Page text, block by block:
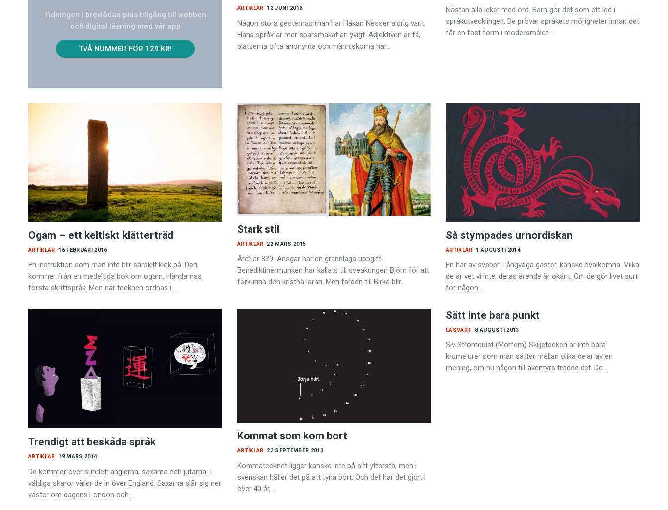
Tidningen i brevlådan plus tillgång till webben
och digital läsning med vår app
TVÅ NUMMER FÖR 129 KR!
12 JUNI 2016
ARTIKLAR
Någon stora gesternas man har Håkan Nesser aldrig varit.
Hans språk är mer sparsmakat än yvigt. Adjektiven är få,
platserna ofta anonyma och människorna har…
Nästan alla leker med ord. Barn gör det som ett led i
språkutvecklingen. De prövar språkets möjligheter innan det
får en fast form i modersmålet.…
Ogam – ett keltiskt klätterträd
16 FEBRUARI 2016
ARTIKLAR
En instruktion som man inte blir särskilt klok på. Den
kommer från en medeltida bok om ogam, irländarnas
första skriftspråk. Men när tecknen ordnas i…
Stark stil
22 MARS 2015
ARTIKLAR
Året är 829. Ansgar har en grannlaga uppgift.
Benediktinermunken har kallats till sveakungen Björn för att
förkunna den kristna läran. Men färden till Birka blir…
Så stympades urnordiskan
1 AUGUSTI 2014
ARTIKLAR
En här av sveber. Långväga gäster, kanske ovälkomna. Vilka
de är vet vi inte; deras ärende är okänt. Om de gör livet surt
för någon…
Trendigt att beskåda språk
19 MARS 2014
ARTIKLAR
De kommer över sundet: anglerna, saxarna och jutarna. I
väldiga skaror väller de in över England. Saxarna slår sig ner
väster om dagens London och…
Kommat som kom bort
22 SEPTEMBER 2013
ARTIKLAR
Kommatecknet ligger kanske inte på sitt yttersta, men i
svenskan håller det på att tyna bort. Och det har det gjort i
över 40 år,…
Sätt inte bara punkt
8 AUGUSTI 2013
LÄSVÄRT
Siv Strömquist (Morfem) Skiljetecken är inte bara
krumelurer som man sätter mellan olika delar av en
mening, om nu någon till äventyrs trodde det. De…